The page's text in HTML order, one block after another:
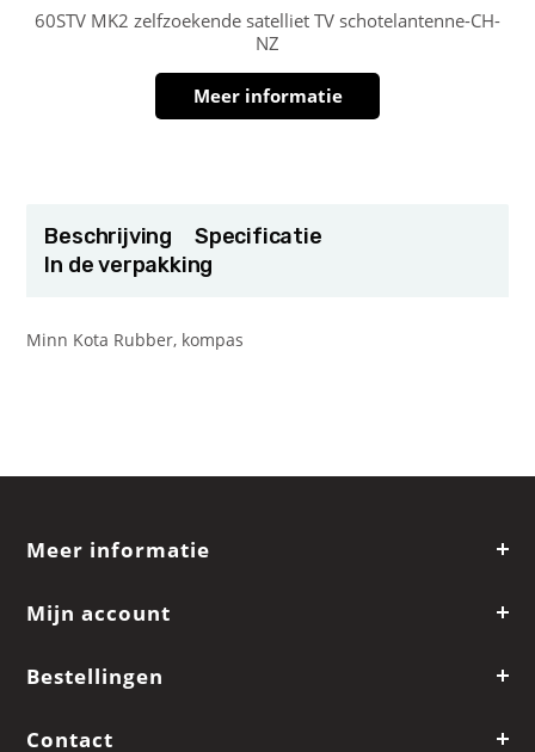
60STV MK2 zelfzoekende satelliet TV schotelantenne-CH-
NZ
Meer informatie
Beschrijving
Specificatie
In de verpakking
Minn Kota Rubber, kompas
Meer informatie
Mijn account
Bestellingen
Contact